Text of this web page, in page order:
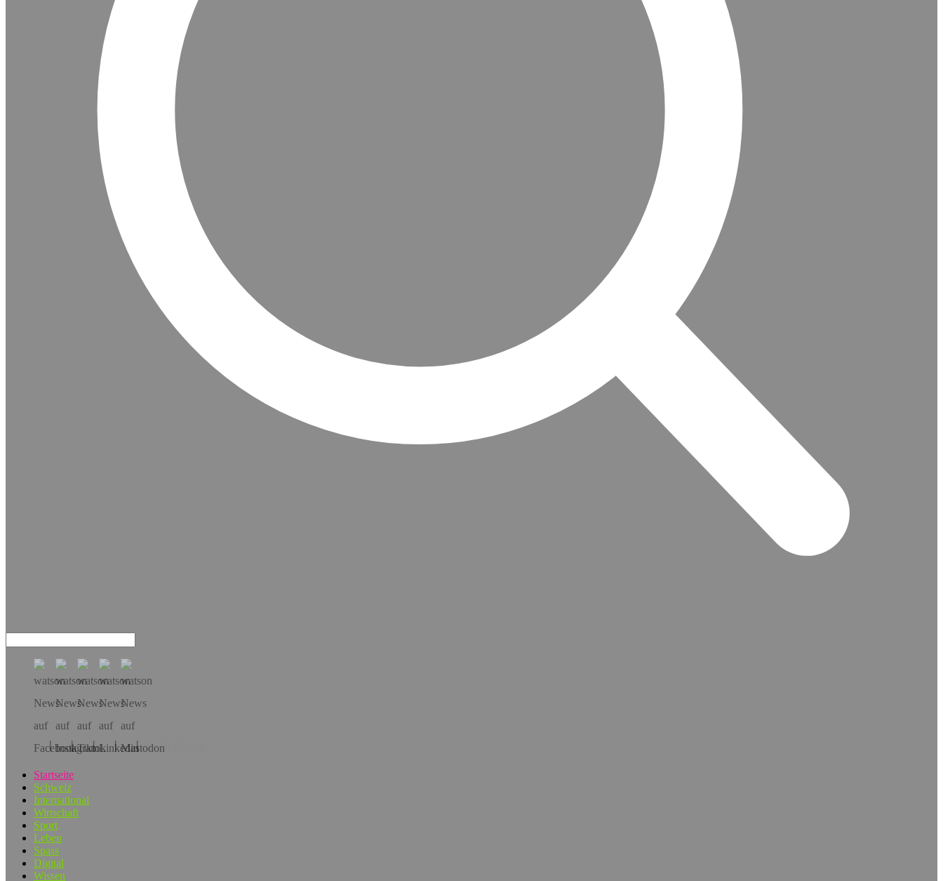
Hol dir die App!
Startseite
Schweiz
International
Wirtschaft
Sport
Leben
Spass
Digital
Wissen